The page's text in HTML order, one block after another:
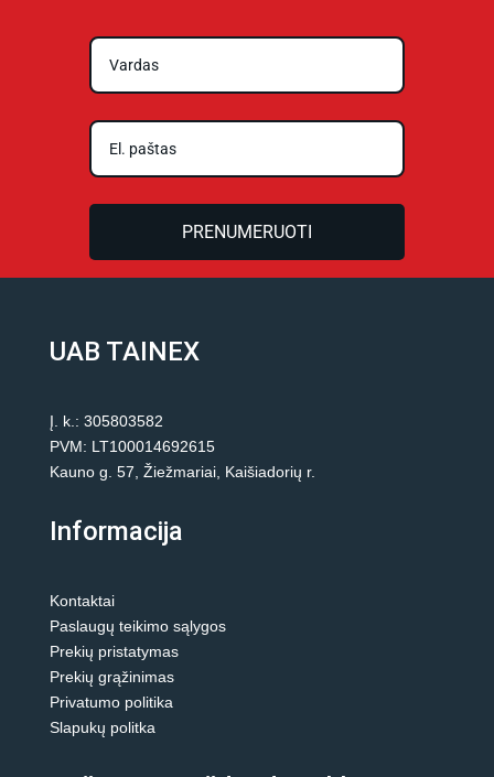
PRENUMERUOTI
UAB TAINEX
Į. k.: 305803582
PVM: LT100014692615
Kauno g. 57, Žiežmariai, Kaišiadorių r.
Informacija
Kontaktai
Paslaugų teikimo sąlygos
Prekių pristatymas
Prekių grąžinimas
Privatumo politika
Slapukų politka